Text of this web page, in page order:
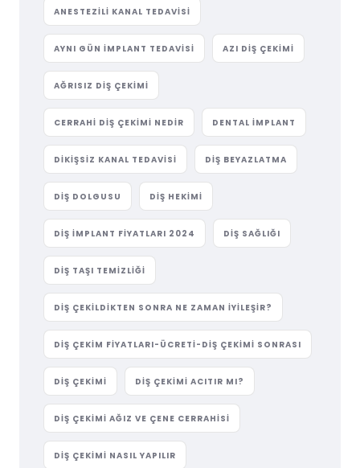
ANESTEZILI KANAL TEDAVISI
AYNI GÜN IMPLANT TEDAVISI AZI DIŞ ÇEKIMI
AĞRISIZ DIŞ ÇEKIMI
CERRAHI DIŞ ÇEKIMI NEDIR DENTAL IMPLANT
DIKIŞSIZ KANAL TEDAVISI DIŞ BEYAZLATMA
DIŞ DOLGUSU DIŞ HEKIMI
DIŞ IMPLANT FIYATLARI 2024 DIŞ SAĞLIĞI
DIŞ TAŞI TEMIZLIĞI
DIŞ ÇEKILDIKTEN SONRA NE ZAMAN İYILEŞIR?
DIŞ ÇEKIM FIYATLARI-ÜCRETI-DIŞ ÇEKIMI SONRASI
DIŞ ÇEKIMI DIŞ ÇEKIMI ACITIR MI?
DIŞ ÇEKIMI AĞIZ VE ÇENE CERRAHISI
DIŞ ÇEKIMI NASIL YAPILIR